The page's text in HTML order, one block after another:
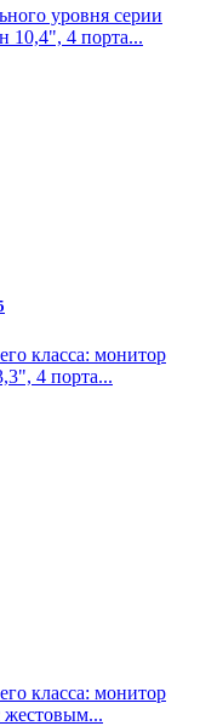
уровня серии
10,4", 4 порта...
класса: монитор
4 порта...
класса: монитор
жестовым...